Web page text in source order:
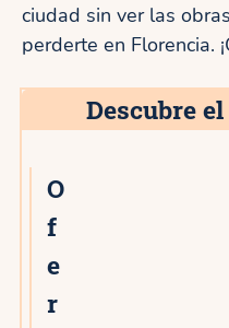
ciudad sin ver las
perderte en Florencia.
Descubre
O
f
e
r